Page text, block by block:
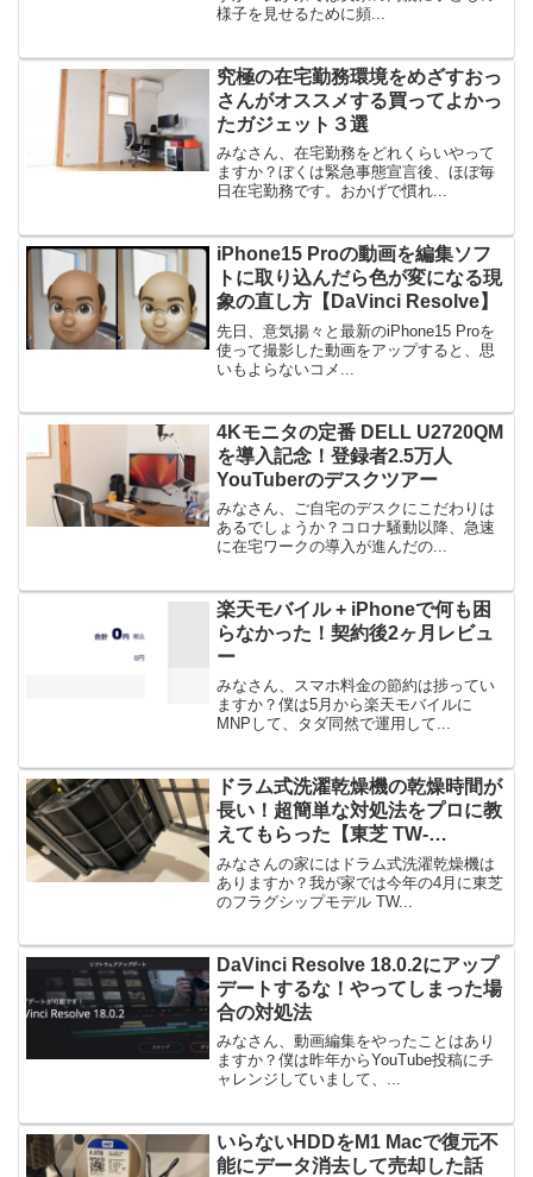
様子を見せるために頻...
究極の在宅勤務環境をめざすおっ
さんがオススメする買ってよかっ
たガジェット３選
みなさん、在宅勤務をどれくらいやって
ますか？ぼくは緊急事態宣言後、ほぼ毎
日在宅勤務です。おかげで慣れ...
iPhone15 Proの動画を編集ソフ
トに取り込んだら色が変になる現
象の直し方【DaVinci Resolve】
先日、意気揚々と最新のiPhone15 Proを
使って撮影した動画をアップすると、思
いもよらないコメ...
4Kモニタの定番 DELL U2720QM
を導入記念！登録者2.5万人
YouTuberのデスクツアー
みなさん、ご自宅のデスクにこだわりは
あるでしょうか？コロナ騒動以降、急速
に在宅ワークの導入が進んだの...
楽天モバイル + iPhoneで何も困
らなかった！契約後2ヶ月レビュ
ー
みなさん、スマホ料金の節約は捗ってい
ますか？僕は5月から楽天モバイルに
MNPして、タダ同然で運用して...
ドラム式洗濯乾燥機の乾燥時間が
長い！超簡単な対処法をプロに教
えてもらった【東芝 TW-
127XP1】
みなさんの家にはドラム式洗濯乾燥機は
ありますか？我が家では今年の4月に東芝
のフラグシップモデル TW...
DaVinci Resolve 18.0.2にアップ
デートするな！やってしまった場
合の対処法
みなさん、動画編集をやったことはあり
ますか？僕は昨年からYouTube投稿にチ
ャレンジしていまして、...
いらないHDDをM1 Macで復元不
能にデータ消去して売却した話